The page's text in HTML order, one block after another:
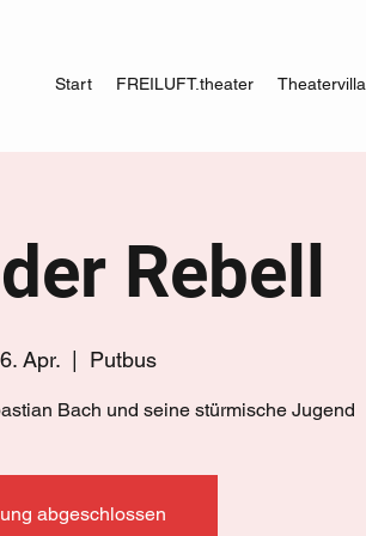
Start FREILUFT.theater Theatervilla
Rebell
Apr. Putbus
Bach und seine stürmische Jugend
abgeschlossen